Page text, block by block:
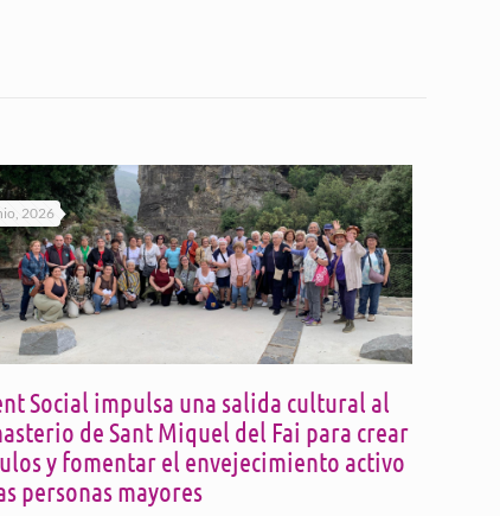
2026
Social impulsa una salida cultural al
de Sant Miquel del Fai para crear
y fomentar el envejecimiento activo
personas mayores